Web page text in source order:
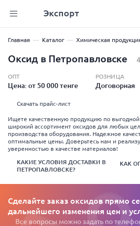
Экспорт
Главная Каталог Химическая
Оксид в Петропавловске
ОПТ
Цена: от 50 000 тенге
РОЗНИЦА
Договорная
Скачать прайс-лист
Ищете качественную продукцию по выгодной
широкий ассортимент оксидов для любых
производства оборудования. Надежное
оптимальные цены. Доверьтесь нам и
уверенностью в качестве материалов!
КАКИЕ УСЛОВИЯ ДОСТАВКИ В
ПЕТРОПАВЛОВСКЕ?
КАК
Сделайте заказ оксидов прямо
дальнейшего изменения цен и
Все вопросы можно задать по